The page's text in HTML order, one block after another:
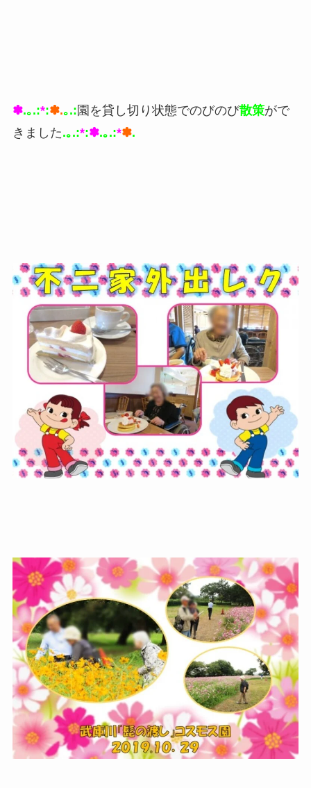
✽.｡.:*:✽.｡.: 園を貸し切り状態でのびのび散策がで
きました.｡.:*:✽.｡.:*✽.